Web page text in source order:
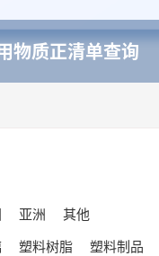
物质正清单查询
亚洲 其他
塑料树脂
塑料制品